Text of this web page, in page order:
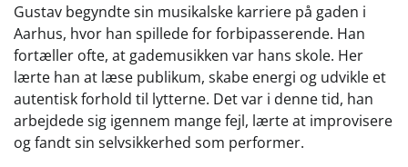
Gustav begyndte sin musikalske karriere på gaden i
Aarhus, hvor han spillede for forbipasserende. Han
fortæller ofte, at gademusikken var hans skole. Her
lærte han at læse publikum, skabe energi og udvikle et
autentisk forhold til lytterne. Det var i denne tid, han
arbejdede sig igennem mange fejl, lærte at improvisere
og fandt sin selvsikkerhed som performer.